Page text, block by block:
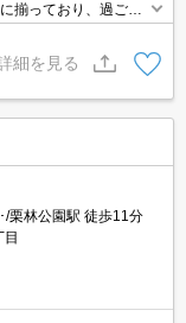
揃っており、過ごし
訪者を確認して、イ
きます。駐輪場付き
、きれいな室内が魅
件です。
細を見る
/栗林公園駅 徒歩11分